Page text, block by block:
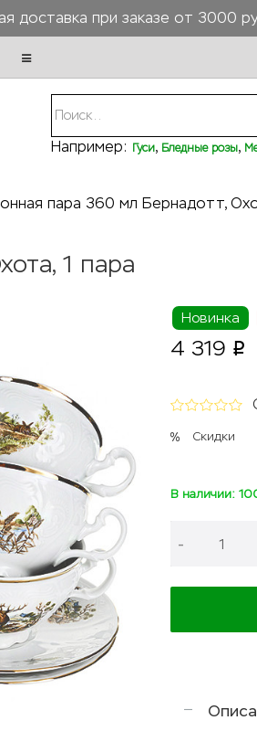
доставка при заказе от 3000
Например: Гуси, Бледные розы,
пара 360 мл Бернадотт,
1 пара
Новинка
4 319 p
Скидки
В наличии:
-